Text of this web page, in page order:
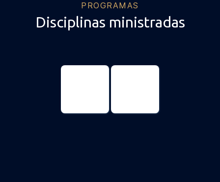
PROGRAMAS
Disciplinas ministradas